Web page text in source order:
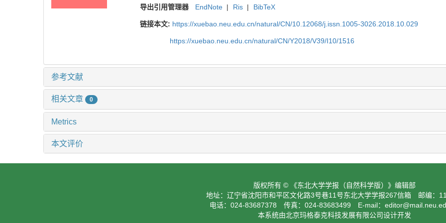
导出引用管理器 EndNote | Ris | BibTeX
链接本文: https://xuebao.neu.edu.cn/natural/CN/10.12068/j.issn.1005-3026.2018.10.029
https://xuebao.neu.edu.cn/natural/CN/Y2018/V39/I10/1516
参考文献
相关文章 0
Metrics
本文评价
版权所有 © 《东北大学学报（自然科学版）》编辑部
地址：辽宁省沈阳市和平区文化路3号巷11号东北大学学报267信箱 邮编：
电话：024-83687378 传真：024-83683499 E-mail：
本系统由北京玛格泰克科技发展有限公司设计开发